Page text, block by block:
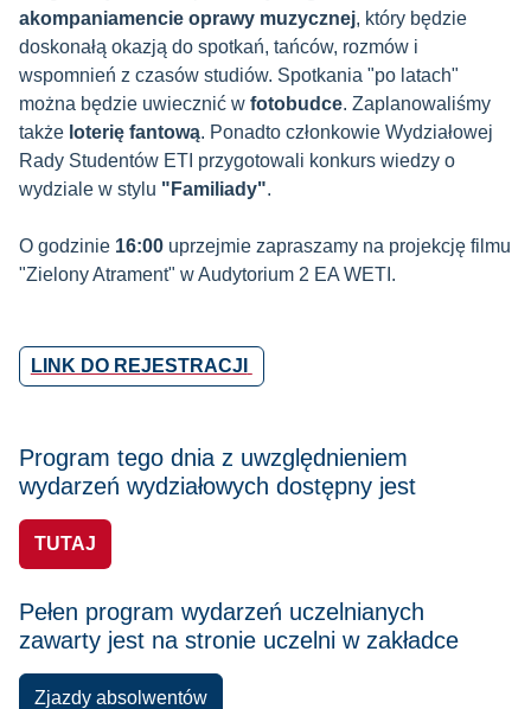
akompaniamencie oprawy muzycznej, który będzie
doskonałą okazją do spotkań, tańców, rozmów i
wspomnień z czasów studiów. Spotkania "po latach"
można będzie uwiecznić w fotobudce. Zaplanowaliśmy
także loterię fantową. Ponadto członkowie Wydziałowej
Rady Studentów ETI przygotowali konkurs wiedzy o
wydziale w stylu "Familiady".
O godzinie 16:00 uprzejmie zapraszamy na projekcję filmu
"Zielony Atrament" w Audytorium 2 EA WETI.
LINK DO REJESTRACJI
Program tego dnia z uwzględnieniem
wydarzeń wydziałowych dostępny jest
TUTAJ
Pełen program wydarzeń uczelnianych
zawarty jest na stronie uczelni w zakładce
Zjazdy absolwentów